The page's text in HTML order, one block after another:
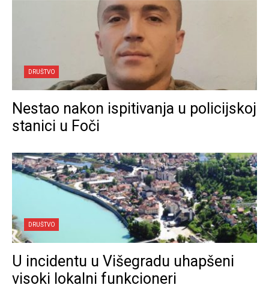
DRUŠTVO
Nestao nakon ispitivanja u policijskoj
stanici u Foči
DRUŠTVO
U incidentu u Višegradu uhapšeni
visoki lokalni funkcioneri